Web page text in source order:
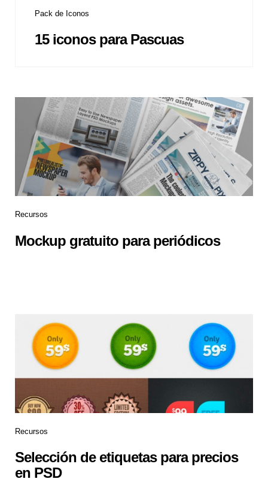
Pack de Iconos
15 iconos para Pascuas
Recursos
Mockup gratuito para periódicos
Recursos
Selección de etiquetas para precios
en PSD